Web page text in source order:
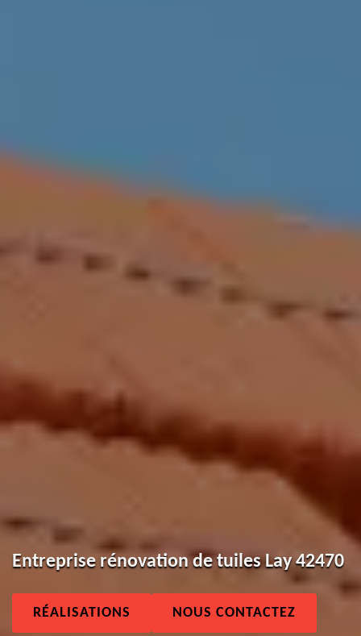
Entreprise rénovation de tuiles Lay 42470
RÉALISATIONS NOUS CONTACTEZ